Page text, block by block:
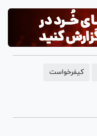
کیفرخواست